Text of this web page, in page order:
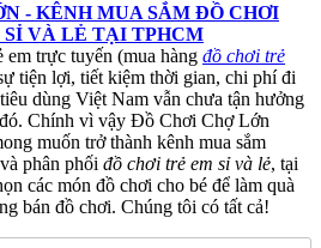
- KÊNH MUA SẮM ĐỒ CHƠI
VÀ LẺ TẠI TPHCM
em trực tuyến (mua hàng đồ chơi trẻ
tiện lợi, tiết kiệm thời gian, chi phí đi
dùng Việt Nam vẫn chưa tận hưởng
Chính vì vậy Đồ Chơi Chợ Lớn
muốn trở thành kênh mua sắm
phân phối đồ chơi trẻ em sỉ và lẻ, tại
các món đồ chơi cho bé để làm quà
bán đồ chơi. Chúng tôi có tất cả!